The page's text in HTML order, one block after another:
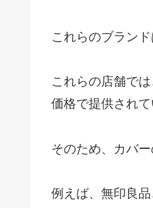
これらのブラン
これらの店舗で
価格で提供されて
そのため、カバ
例えば、無印良